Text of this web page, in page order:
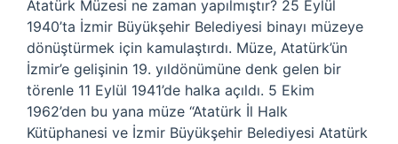
Atatürk Müzesi ne zaman yapılmıştır? 25 Eylül
1940’ta İzmir Büyükşehir Belediyesi binayı müzeye
dönüştürmek için kamulaştırdı. Müze, Atatürk’ün
İzmir’e gelişinin 19. yıldönümüne denk gelen bir
törenle 11 Eylül 1941’de halka açıldı. 5 Ekim
1962’den bu yana müze “Atatürk İl Halk
Kütüphanesi ve İzmir Büyükşehir Belediyesi Atatürk